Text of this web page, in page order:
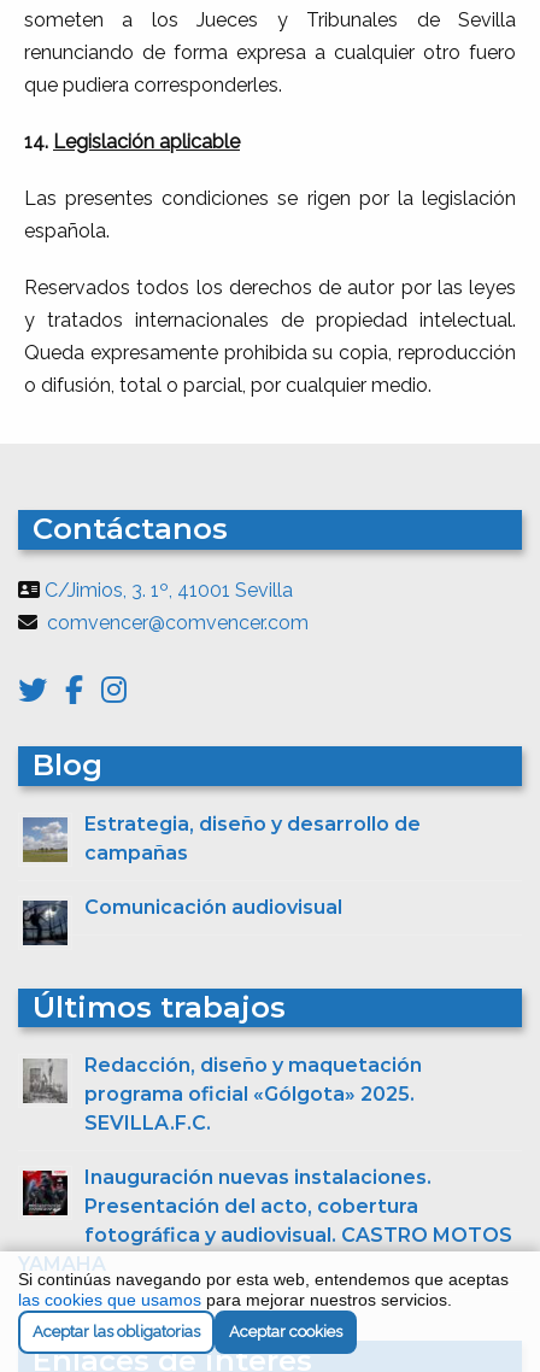
someten a los Jueces y Tribunales de Sevilla
renunciando de forma expresa a cualquier otro fuero
que pudiera corresponderles.
14. Legislación aplicable
Las presentes condiciones se rigen por la legislación
española.
Reservados todos los derechos de autor por las leyes
y tratados internacionales de propiedad intelectual.
Queda expresamente prohibida su copia, reproducción
o difusión, total o parcial, por cualquier medio.
Contáctanos
C/Jimios, 3. 1º, 41001 Sevilla
comvencer@comvencer.com
Blog
Estrategia, diseño y desarrollo de
campañas
Comunicación audiovisual
Últimos trabajos
Redacción, diseño y maquetación
programa oficial «Gólgota» 2025.
SEVILLA.F.C.
Inauguración nuevas instalaciones.
Presentación del acto, cobertura
fotográfica y audiovisual. CASTRO MOTOS
YAMAHA
Enlaces de interés
Si continúas navegando por esta web, entendemos que aceptas
las cookies que usamos para mejorar nuestros servicios.
Aceptar las obligatorias Aceptar cookies